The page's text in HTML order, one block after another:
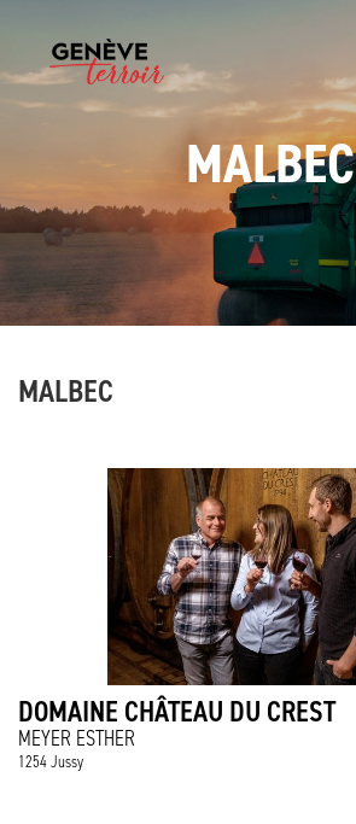
MALBEC
MALBEC
DOMAINE CHÂTEAU DU CREST
MEYER ESTHER
1254 Jussy